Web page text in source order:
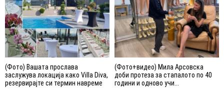
(Фото) Вашата прослава
заслужува локација како Villa Diva,
резервирајте си термин навреме
(Фото+видео) Мила Арсовска
доби протеза за стапалото по 40
години и одново учи...